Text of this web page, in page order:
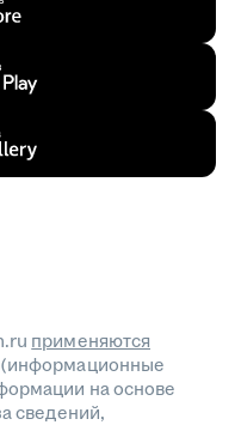
применяются
(информационные
на основе
сведений,